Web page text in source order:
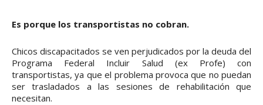
Es porque los transportistas no cobran.
Chicos discapacitados se ven perjudicados por la deuda del
Programa Federal Incluir Salud (ex Profe) con
transportistas, ya que el problema provoca que no puedan
ser trasladados a las sesiones de rehabilitación que
necesitan.